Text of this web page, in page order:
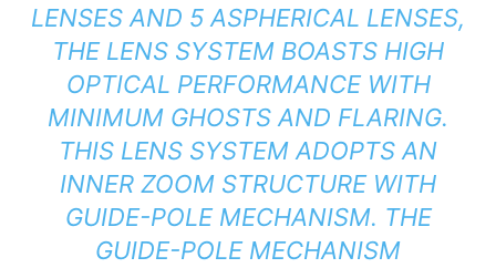
LENSES AND 5 ASPHERICAL LENSES,
THE LENS SYSTEM BOASTS HIGH
OPTICAL PERFORMANCE WITH
MINIMUM GHOSTS AND FLARING.
THIS LENS SYSTEM ADOPTS AN
INNER ZOOM STRUCTURE WITH
GUIDE-POLE MECHANISM. THE
GUIDE-POLE MECHANISM